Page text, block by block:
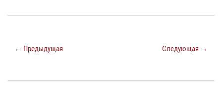
← Предыдущая Следующая →